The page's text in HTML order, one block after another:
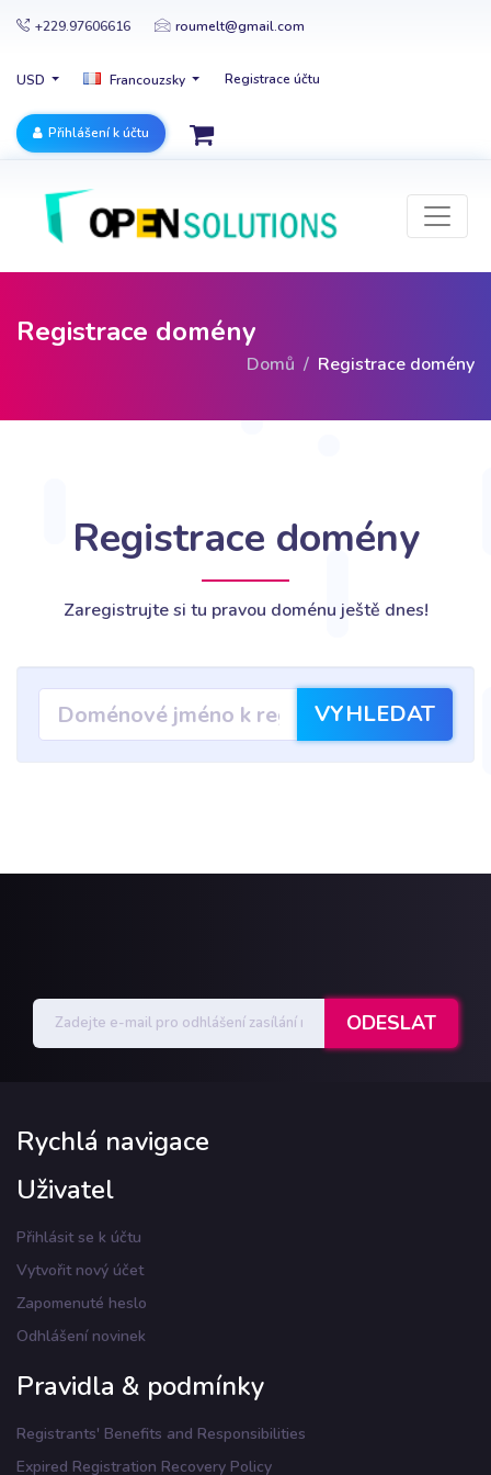
+229.97606616 roumelt@gmail.com
USD Francouzsky Registrace účtu
Přihlášení k účtu
Registrace domény
Domů Registrace domény
Registrace domény
Zaregistrujte si tu pravou doménu ještě dnes!
VYHLEDAT
Rychlá navigace
Uživatel
Přihlásit se k účtu
Vytvořit nový účet
Zapomenuté heslo
Odhlášení novinek
Pravidla & podmínky
Registrants' Benefits and Responsibilities
Expired Registration Recovery Policy